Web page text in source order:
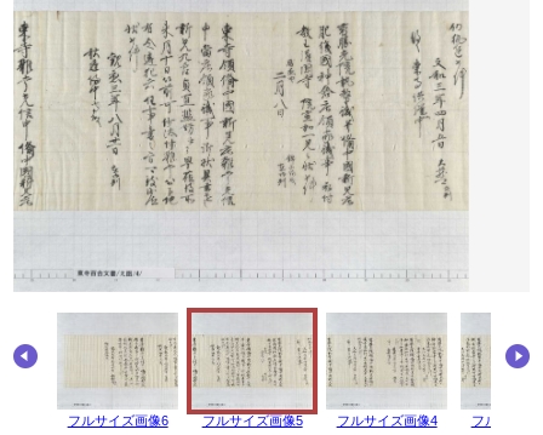
フルサイズ画像6 フルサイズ画像5 フルサイズ画像4 フルサイズ